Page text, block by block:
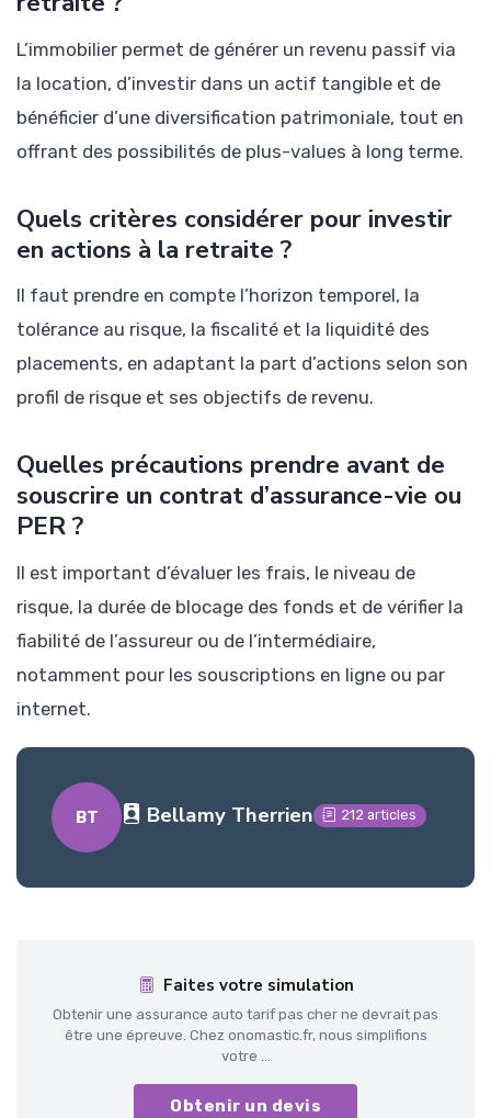
L’immobilier permet de générer un revenu passif via
la location, d’investir dans un actif tangible et de
bénéficier d’une diversification patrimoniale, tout en
offrant des possibilités de plus-values à long terme.
Quels critères considérer pour investir
en actions à la retraite ?
Il faut prendre en compte l’horizon temporel, la
tolérance au risque, la fiscalité et la liquidité des
placements, en adaptant la part d’actions selon son
profil de risque et ses objectifs de revenu.
Quelles précautions prendre avant de
souscrire un contrat d’assurance-vie ou
PER ?
Il est important d’évaluer les frais, le niveau de
risque, la durée de blocage des fonds et de vérifier la
fiabilité de l’assureur ou de l’intermédiaire,
notamment pour les souscriptions en ligne ou par
internet.
BT Bellamy Therrien 212 articles
Faites votre simulation
Obtenir une assurance auto tarif pas cher ne devrait pas
être une épreuve. Chez onomastic.fr, nous simplifions
votre ...
Obtenir un devis